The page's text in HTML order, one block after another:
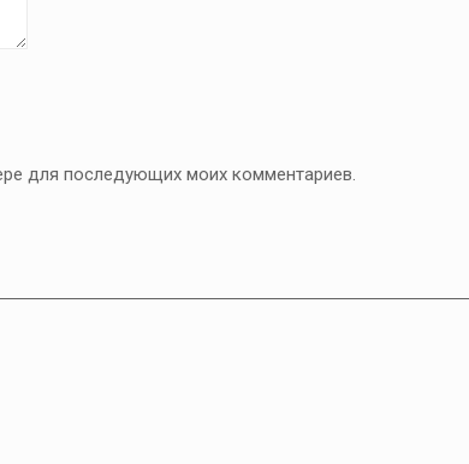
для последующих моих комментариев.